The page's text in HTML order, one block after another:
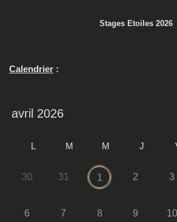
Stages Etoiles 2026
Calendrier :
L M M J
30 31 1 2 3
6 7 8 9 10